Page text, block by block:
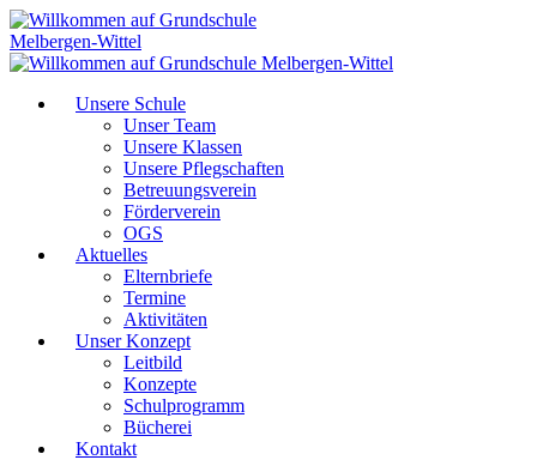
Unsere Schule
Unser Team
Unsere Klassen
Unsere Pflegschaften
Betreuungsverein
Förderverein
OGS
Aktuelles
Elternbriefe
Termine
Aktivitäten
Unser Konzept
Leitbild
Konzepte
Schulprogramm
Bücherei
Kontakt